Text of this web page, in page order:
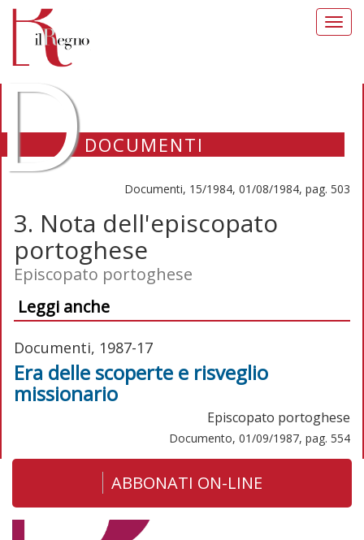
DOCUMENTI
Documenti, 15/1984, 01/08/1984, pag. 503
3. Nota dell'episcopato
portoghese
Episcopato portoghese
Leggi anche
Documenti, 1987-17
Era delle scoperte e risveglio
missionario
Episcopato portoghese
Documento, 01/09/1987, pag. 554
ABBONATI ON-LINE